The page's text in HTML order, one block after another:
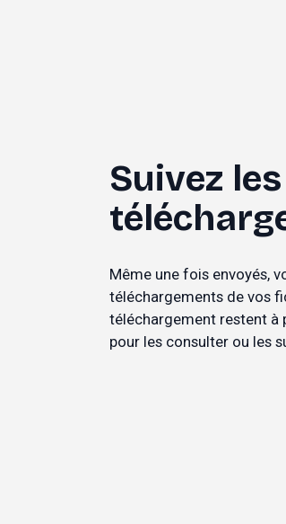
Suivez les
Même une fois envoyés,
téléchargements de vos
téléchargement restent à
pour les consulter ou les